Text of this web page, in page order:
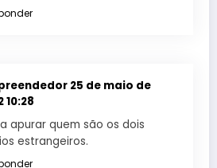
25 de maio de
10:28
apurar quem são os dois
estrangeiros.